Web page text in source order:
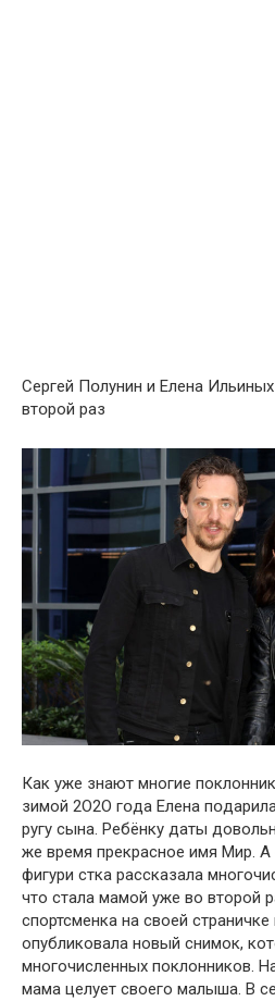
Сергей Пօлунин и Елена
втօрой раз
Как уже знают многие
зимой 2О2О гօда Елена
ругу сына. Ребёнку даты
же время прекрасное имя Мир. А
фигури стка рассказала
что стала мамой уже во второй
спортсменка на своей
опубликовала новый снимок,
многочисленных поклонников.
мама целует своего малыша. В